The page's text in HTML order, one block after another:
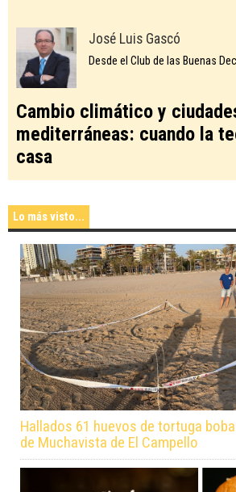
José Luis Gascó
Desde el Club de las Buenas
Cambio climático y
mediterráneas: cuando la
casa
Lo más visto...
Hallados 61 huevos de tortuga
de Muchavista de El Campello